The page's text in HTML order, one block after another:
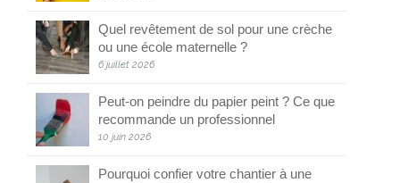
Quel revêtement de sol pour une crèche
ou une école maternelle ?
6 juillet 2026
Peut-on peindre du papier peint ? Ce que
recommande un professionnel
10 juin 2026
Pourquoi confier votre chantier à une